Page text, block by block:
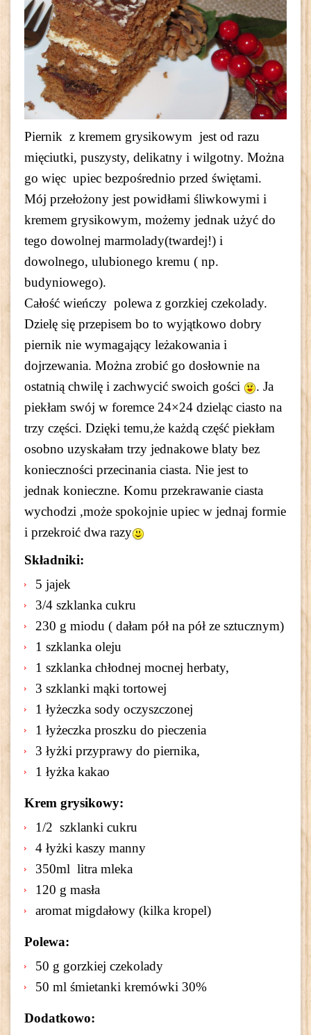
Piernik z kremem grysikowym jest od razu
mięciutki, puszysty, delikatny i wilgotny. Można
go więc upiec bezpośrednio przed świętami.
Mój przełożony jest powidłami śliwkowymi i
kremem grysikowym, możemy jednak użyć do
tego dowolnej marmolady(twardej!) i
dowolnego, ulubionego kremu ( np.
budyniowego).
Całość wieńczy polewa z gorzkiej czekolady.
Dzielę się przepisem bo to wyjątkowo dobry
piernik nie wymagający leżakowania i
dojrzewania. Można zrobić go dosłownie na
ostatnią chwilę i zachwycić swoich gości
. Ja
piekłam swój w foremce 24×24 dzieląc ciasto na
trzy części. Dzięki temu,że każdą część piekłam
osobno uzyskałam trzy jednakowe blaty bez
konieczności przecinania ciasta. Nie jest to
jednak konieczne. Komu przekrawanie ciasta
wychodzi ,może spokojnie upiec w jednaj formie
i przekroić dwa razy
Składniki:
5 jajek
3/4 szklanka cukru
230 g miodu ( dałam pół na pół ze sztucznym)
1 szklanka oleju
1 szklanka chłodnej mocnej herbaty,
3 szklanki mąki tortowej
1 łyżeczka sody oczyszczonej
1 łyżeczka proszku do pieczenia
3 łyżki przyprawy do piernika,
1 łyżka kakao
Krem grysikowy:
1/2 szklanki cukru
4 łyżki kaszy manny
350ml litra mleka
120 g masła
aromat migdałowy (kilka kropel)
Polewa:
50 g gorzkiej czekolady
50 ml śmietanki kremówki 30%
Dodatkowo: